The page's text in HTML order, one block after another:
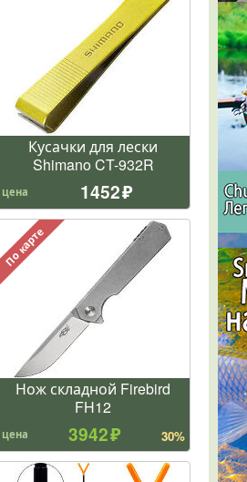
Кусачки для лески
Shimano CT-932R
цена 1452
По карте
Нож складной Firebird
FH12
цена 3942 30%